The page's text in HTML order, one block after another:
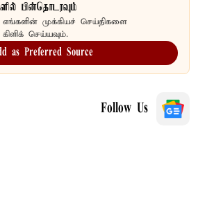
பின்தொடரவும்
எங்களின் முக்கியச் செய்திகளை
செய்யவும்.
as Preferred Source
Follow Us